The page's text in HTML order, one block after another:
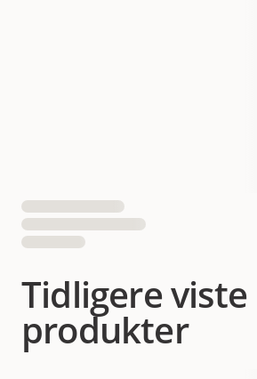
Tidligere viste
produkter